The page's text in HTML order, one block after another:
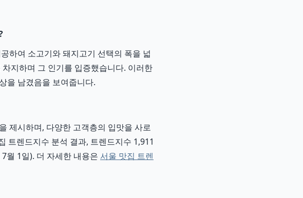
하여 소고기와 돼지고기 선택의 폭을 넓
지하며 그 인기를 입증했습니다. 이러한
을 남겼음을 보여줍니다.
제시하며, 다양한 고객층의 입맛을 사로
트렌드지수 분석 결과, 트렌드지수 1,911
월 1일). 더 자세한 내용은 서울 맛집 트렌